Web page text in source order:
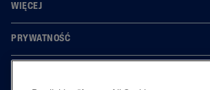
WIĘCEJ
PRYWATNOŚĆ